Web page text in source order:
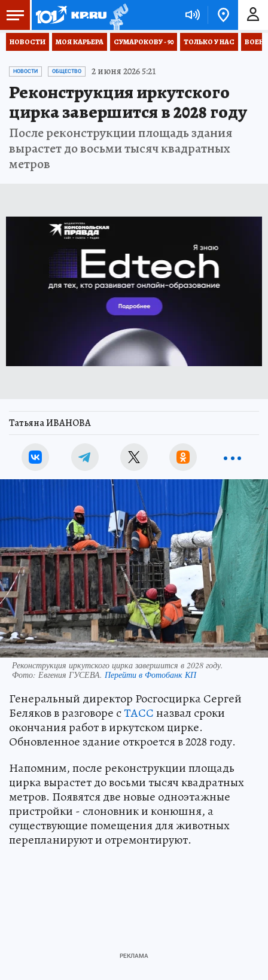
НОВОСТИ МОЯ КАРЬЕРА СУМАРОКОВУ - 90 ТОЛЬКО У НАС
НОВОСТИ ОБЩЕСТВО 2 июня 2026 5:21
Реконструкция иркутского
цирка завершится в 2028 году
После реконструкции площадь здания
вырастет до восьми тысяч квадратных
метров
Татьяна ИВАНОВА
Реконструкция иркутского цирка завершится в 2028 году.
Фото: Евгения ГУСЕВА. Перейти в Фотобанк КП
Генеральный директор Росгосцирка Сергей
Беляков в разговоре сТАССназвал сроки
окончания работ в иркутском цирке.
Обновленное здание откроется в 2028 году.
Напомним, после реконструкции площадь
цирка вырастет до восьми тысяч квадратных
метров. Появятся две новые одноэтажные
пристройки - слоновник и конюшня, а
существующие помещения для животных
перепланируют и отремонтируют.